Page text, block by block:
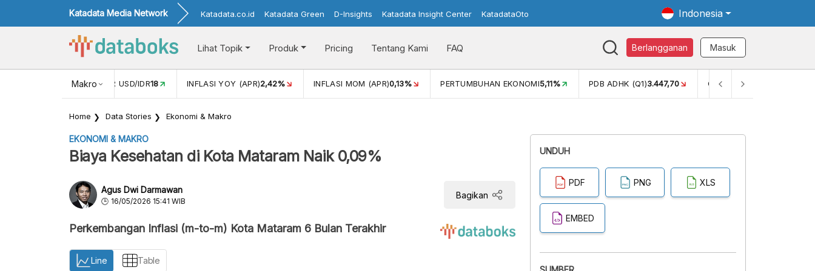
Katadata Media Network Katadata.co.id Katadata Green D-Insights Katadata Insight Center KatadataOto Indonesia
Lihat Topik Produk Pricing Tentang Kami FAQ Berlangganan Masuk
Makro
NILAI TUKAR USD/IDR18 INFLASI YOY (APR)2,42% INFLASI MOM (APR)0,13% PERTUMBUHAN EKONOMI5,11% PDB ADHK (Q1)3.447,70 GINI RASIO (SEM2)
Home Data Stories Ekonomi & Makro
EKONOMI & MAKRO
Biaya Kesehatan di Kota Mataram Naik 0,09%
Agus Dwi Darmawan
16/05/2026 15:41 WIB
Bagikan
Perkembangan Inflasi (m-to-m) Kota Mataram 6 Bulan Terakhir
Line Table
UNDUH
PDF PNG XLS
EMBED